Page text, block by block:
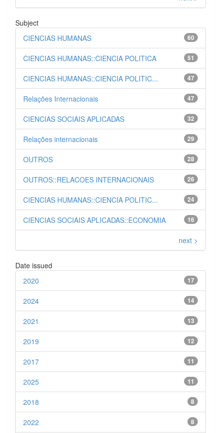
Subject
60
CIENCIAS HUMANAS
51
CIENCIAS HUMANAS::CIENCIA POLITICA
47
CIENCIAS HUMANAS::CIENCIA POLITIC...
47
Relações Internacionais
32
CIENCIAS SOCIAIS APLICADAS
29
Relações internacionais
28
OUTROS
26
OUTROS::RELACOES INTERNACIONAIS
24
CIENCIAS HUMANAS::CIENCIA POLITIC...
16
CIENCIAS SOCIAIS APLICADAS::ECONOMIA
next >
Date issued
17
2020
14
2024
13
2021
12
2019
11
2017
11
2025
8
2018
8
2022